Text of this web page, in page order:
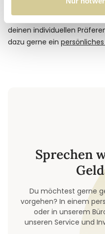
-Spezialfondsfür
und institutionelle
Der Wunsch nach
...
des Totalverlusts. Mit
wir danach, ein Risiko-/
deinen individuellen
dazu gerne ein
Sprechen
Du möchtest gerne
vorgehen? In einem
oder in unserem
unseren Service und